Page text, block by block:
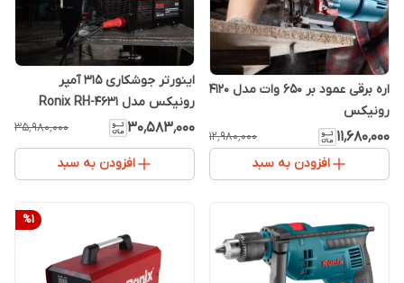
اره برقی عمود بر 650 وات مدل 4120
رونیکس
۱۱٬۶۸۰٬۰۰۰ ۱۲٬۹۸۰٬۰۰۰
افزودن به سبد
اینورتر جوشکاری 315 آمپر
رونیکس مدل Ronix RH-4631
۳۰٬۵۸۳٬۰۰۰ ۳۵٬۹۸۰٬۰۰۰
افزودن به سبد
%1